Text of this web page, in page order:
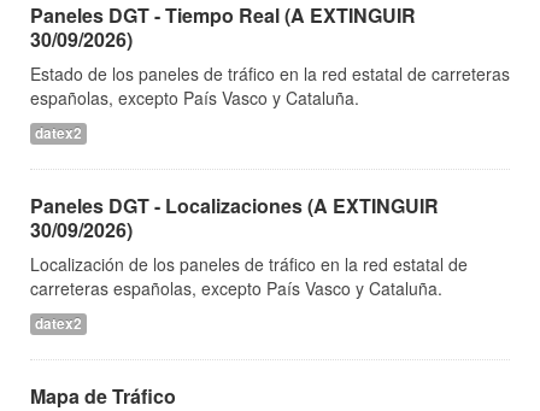
Paneles DGT - Tiempo Real (A EXTINGUIR
30/09/2026)
Estado de los paneles de tráfico en la red estatal de carreteras
españolas, excepto País Vasco y Cataluña.
datex2
Paneles DGT - Localizaciones (A EXTINGUIR
30/09/2026)
Localización de los paneles de tráfico en la red estatal de
carreteras españolas, excepto País Vasco y Cataluña.
datex2
Mapa de Tráfico